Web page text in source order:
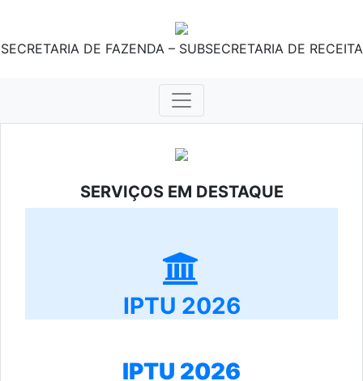
SECRETARIA DE FAZENDA – SUBSECRETARIA DE RECEITA
SERVIÇOS EM DESTAQUE
IPTU 2026
IPTU 2026